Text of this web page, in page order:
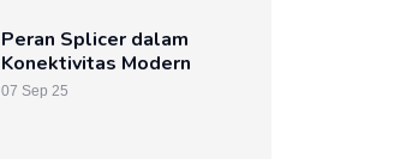
Peran Splicer dalam
Konektivitas Modern
07 Sep 25